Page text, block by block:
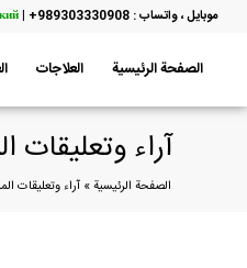
موبایل ، واتساب : 989303330908+ |
الصفحة الرئيسية العلاجات
آراء
الصفحة الرئيسية» آراء وتعليقات